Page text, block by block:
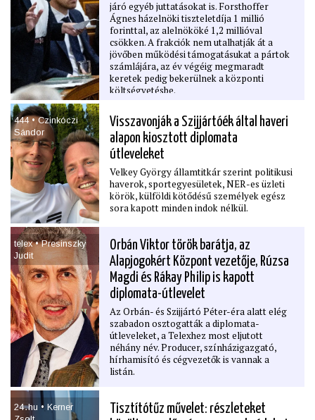
járó egyéb juttatásokat is. Forsthoffer
Ágnes házelnöki tiszteletdíja 1 millió
forinttal, az alelnököké 1,2 millióval
csökken. A frakciók nem utalhatják át a
jövőben működési támogatásukat a pártok
számlájára, az év végéig megmaradt
keretek pedig bekerülnek a központi
költségvetésbe.
444 • Czinkóczi
Sándor
Visszavonják a Szijjártóék által haveri
alapon kiosztott diplomata
útleveleket
Velkey György államtitkár szerint politikusi
haverok, sportegyesületek, NER-es üzleti
körök, külföldi kötődésű személyek egész
sora kapott minden indok nélkül.
telex • Presinszky
Judit
Orbán Viktor török barátja, az
Alapjogokért Központ vezetője, Rúzsa
Magdi és Rákay Philip is kapott
diplomata-útlevelet
Az Orbán- és Szijjártó Péter-éra alatt elég
szabadon osztogatták a diplomata-
útleveleket, a Telexhez most eljutott
néhány név. Producer, színházigazgató,
hírhamisító és cégvezetők is vannak a
listán.
24․hu • Kerner
Tisztítótűz művelet: részleteket